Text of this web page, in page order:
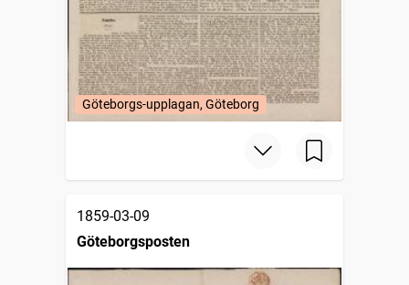
Göteborgs-upplagan, Göteborg
1859-03-09
Göteborgsposten